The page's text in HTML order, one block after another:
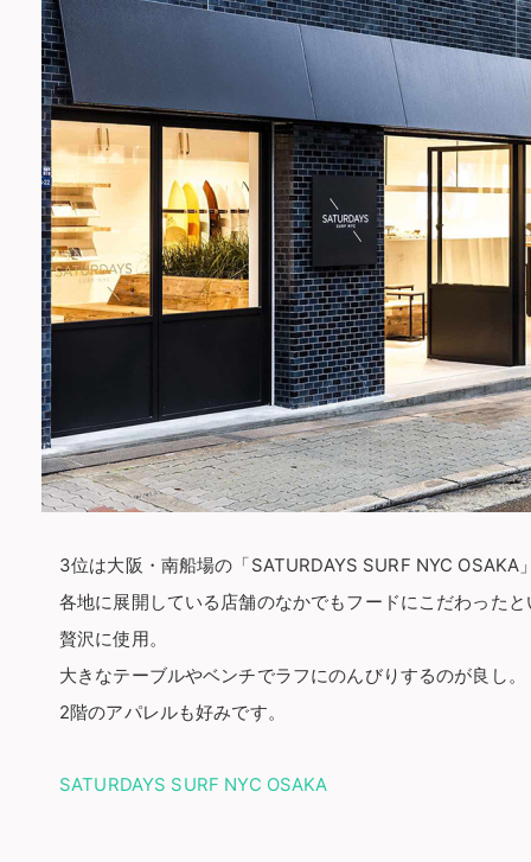
3位は大阪・南船場の「SATURDAYS SURF NYC OSAKA
各地に展開している店舗のなかでもフードにこだわった
贅沢に使用。
大きなテーブルやベンチでラフにのんびりするのが良し。
2階のアパレルも好みです。
SATURDAYS SURF NYC OSAKA